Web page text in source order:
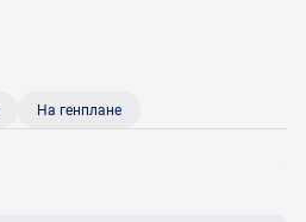
На генплане